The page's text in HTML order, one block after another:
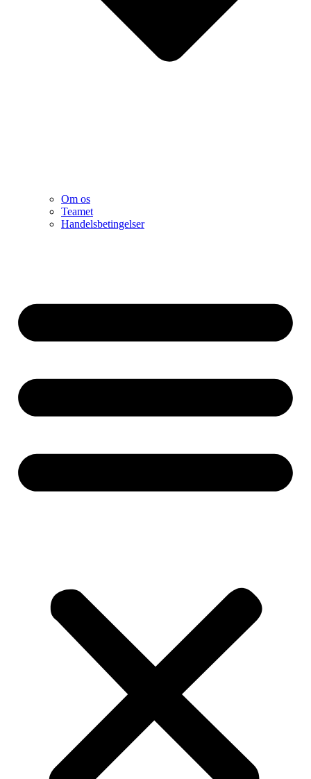
Om os
Teamet
Handelsbetingelser